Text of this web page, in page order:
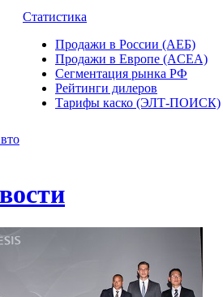
Статистика
Продажи в России (АЕБ)
Продажи в Европе (ACEA)
Сегментация рынка РФ
Рейтинги дилеров
Тарифы каско (ЭЛТ-ПОИСК)